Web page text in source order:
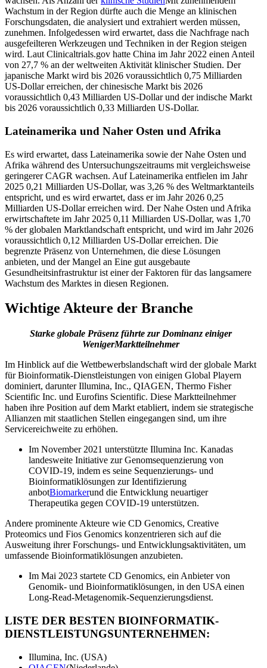
Wachstum in der Region dürfte auch die Menge an klinischen
Forschungsdaten, die analysiert und extrahiert werden müssen,
zunehmen. Infolgedessen wird erwartet, dass die Nachfrage nach
ausgefeilteren Werkzeugen und Techniken in der Region steigen
wird. Laut Clinicaltrials.gov hatte China im Jahr 2022 einen Anteil
von 27,7 % an der weltweiten Aktivität klinischer Studien. Der
japanische Markt wird bis 2026 voraussichtlich 0,75 Milliarden
US-Dollar erreichen, der chinesische Markt bis 2026
voraussichtlich 0,43 Milliarden US-Dollar und der indische Markt
bis 2026 voraussichtlich 0,33 Milliarden US-Dollar.
Lateinamerika und Naher Osten und Afrika
Es wird erwartet, dass Lateinamerika sowie der Nahe Osten und
Afrika während des Untersuchungszeitraums mit vergleichsweise
geringerer CAGR wachsen. Auf Lateinamerika entfielen im Jahr
2025 0,21 Milliarden US-Dollar, was 3,26 % des Weltmarktanteils
entspricht, und es wird erwartet, dass er im Jahr 2026 0,25
Milliarden US-Dollar erreichen wird. Der Nahe Osten und Afrika
erwirtschaftete im Jahr 2025 0,11 Milliarden US-Dollar, was 1,70
% der globalen Marktlandschaft entspricht, und wird im Jahr 2026
voraussichtlich 0,12 Milliarden US-Dollar erreichen. Die
begrenzte Präsenz von Unternehmen, die diese Lösungen
anbieten, und der Mangel an Eine gut ausgebaute
Gesundheitsinfrastruktur ist einer der Faktoren für das langsamere
Wachstum des Marktes in diesen Regionen.
Wichtige Akteure der Branche
Starke globale Präsenz führte zur Dominanz einiger
WenigerMarktteilnehmer
Im Hinblick auf die Wettbewerbslandschaft wird der globale Markt
für Bioinformatik-Dienstleistungen von einigen Global Playern
dominiert, darunter Illumina, Inc., QIAGEN, Thermo Fisher
Scientific Inc. und Eurofins Scientific. Diese Marktteilnehmer
haben ihre Position auf dem Markt etabliert, indem sie strategische
Allianzen mit staatlichen Stellen eingegangen sind, um ihre
Servicereichweite zu erhöhen.
Im November 2021 unterstützte Illumina Inc. Kanadas
landesweite Initiative zur Genomsequenzierung von
COVID-19, indem es seine Sequenzierungs- und
Bioinformatiklösungen zur Identifizierung
anbotBiomarkerund die Entwicklung neuartiger
Therapeutika gegen COVID-19 unterstützen.
Andere prominente Akteure wie CD Genomics, Creative
Proteomics und Fios Genomics konzentrieren sich auf die
Ausweitung ihrer Forschungs- und Entwicklungsaktivitäten, um
umfassende Bioinformatiklösungen anzubieten.
Im Mai 2023 startete CD Genomics, ein Anbieter von
Genomik- und Bioinformatiklösungen, in den USA einen
Long-Read-Metagenomik-Sequenzierungsdienst.
LISTE DER BESTEN BIOINFORMATIK-
DIENSTLEISTUNGSUNTERNEHMEN:
Illumina, Inc. (USA)